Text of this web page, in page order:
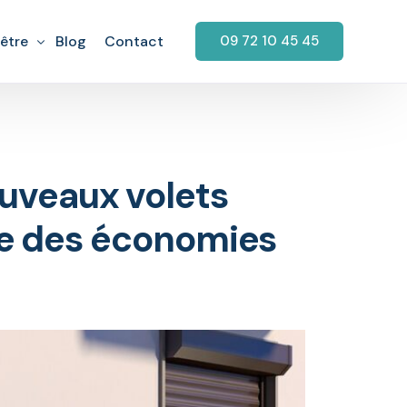
fenêtre PVC
Blog Contact 09 72 10 45 45
volets
des économies